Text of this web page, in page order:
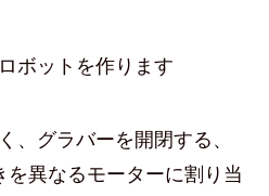
ボットを作ります
、グラバーを開閉する、
を異なるモーターに割り当